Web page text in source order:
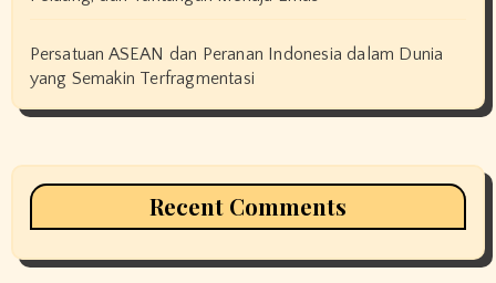
Persatuan ASEAN dan Peranan Indonesia dalam Dunia
yang Semakin Terfragmentasi
Recent Comments